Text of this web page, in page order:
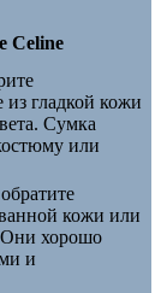
Celine
гладкой кожи
Сумка
или
кожи или
Они хорошо
и